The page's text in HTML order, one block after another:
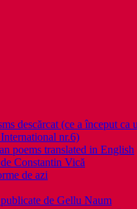
descărcat (ce a început ca
nr.6)
poems translated in English
Constantin Vică
de azi
de Gellu Naum